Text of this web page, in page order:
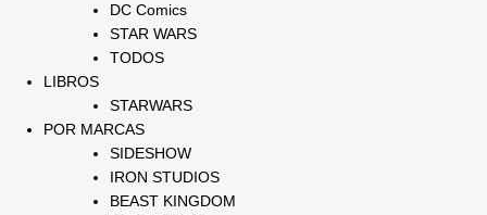
DC Comics
STAR WARS
TODOS
LIBROS
STARWARS
POR MARCAS
SIDESHOW
IRON STUDIOS
BEAST KINGDOM